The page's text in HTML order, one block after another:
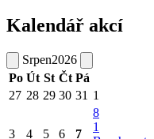
Kalendář akcí
Srpen2026
Po Út St Čt Pá
27 28 29 30 31 1
3 4 5 6 7
8
1